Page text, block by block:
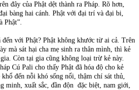
đây của Phật dệt thành ra Pháp. Rõ hơn,
bàng hai cánh. Phật với đại trí và đại bi,
Phật”.
với Phật? Phật không khước từ ai cả. Trên
mà sát hại cha mẹ sinh ra thân mình, thì kẻ
Còn tại gia cũng không loại trừ kẻ này.
Cú Pali cho thấy Phật đã hóa độ cho kẻ
đến nỗi khó sống nổi, thậm chí sát thủ,
minh, xuất sắc, đần độn đặc biệt, nam giới,